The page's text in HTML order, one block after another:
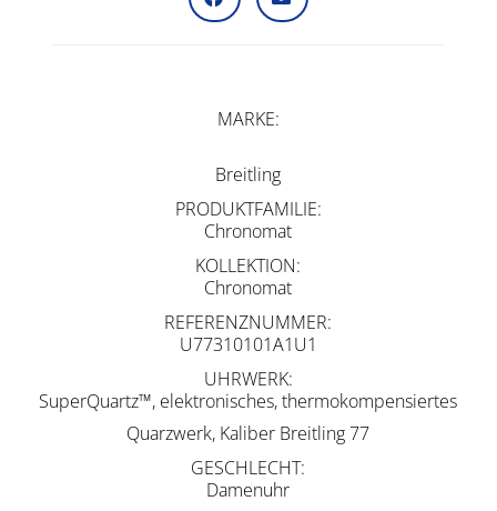
MARKE
Breitling
PRODUKTFAMILIE
Chronomat
KOLLEKTION
Chronomat
REFERENZNUMMER
U77310101A1U1
UHRWERK
SuperQuartz™, elektronisches, thermokompensiertes
Quarzwerk, Kaliber Breitling 77
GESCHLECHT
Damenuhr